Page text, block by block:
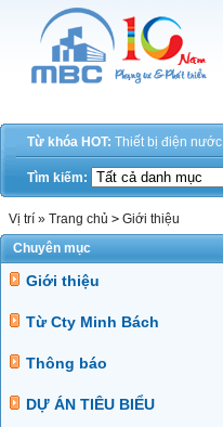
Từ khóa HOT: Thiết bị điện nước
Tìm kiếm:
Vị trí » Trang chủ > Giới thiệu
Chuyên mục
Giới thiệu
Từ Cty Minh Bách
Thông báo
DỰ ÁN TIÊU BIỂU